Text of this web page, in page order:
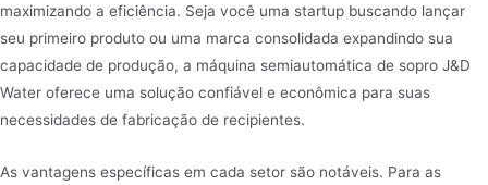
maximizando a eficiência. Seja você uma startup buscando lançar
seu primeiro produto ou uma marca consolidada expandindo sua
capacidade de produção, a máquina semiautomática de sopro J&D
Water oferece uma solução confiável e econômica para suas
necessidades de fabricação de recipientes.
As vantagens específicas em cada setor são notáveis. Para as